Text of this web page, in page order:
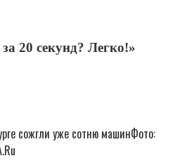
20 секунд? Легко!»
сожгли уже сотню машинФото: